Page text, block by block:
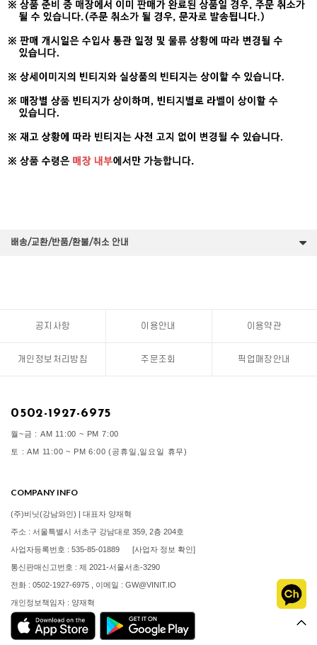
배송/교환/반품/환불/취소 안내
공지사항 이용안내 이용약관
개인정보처리방침 주문조회 픽업매장안내
0502-1927-6975
월~금 : AM 11:00 ~ PM 7:00
토 : AM 11:00 ~ PM 6:00 (공휴일,일요일 휴무)
COMPANY INFO
(주)비닛(강남와인) | 대표자 양재혁
주소 : 서울특별시 서초구 강남대로 359, 2층 204호
사업자등록번호 : 535-85-01889 [사업자 정보 확인]
통신판매신고번호 : 제 2021-서울서초-3290
전화 : 0502-1927-6975 , 이메일 : GW@VINIT.IO
개인정보책임자 : 양재혁